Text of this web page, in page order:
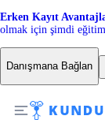
Erken Kayıt
olmak için şimdi eğitim
Danışmana Bağlan